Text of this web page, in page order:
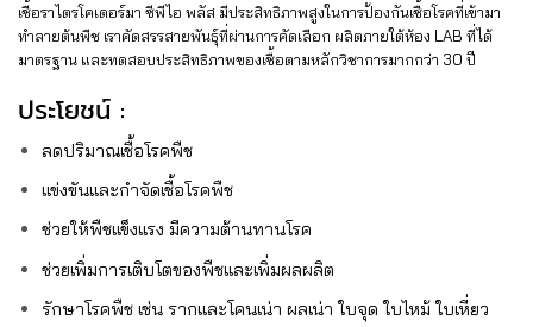
เชื้อราไตรโคเดอร์มา ซีพีไอ พลัส มีประสิทธิภาพสูงในการป้องกันเชื้อโรคที่เข้ามา
ทำลายต้นพืช เราคัดสรรสายพันธ์ุที่ผ่านการคัดเลือก ผลิตภายใต้ห้อง LAB ที่ได้
มาตรฐาน และทดสอบประสิทธิภาพของเชื้อตามหลักวิชาการมากกว่า 30 ปี
ประโยชน์ :
ลดปริมาณเชื้อโรคพืช
แข่งขันและกำจัดเชื้อโรคพืช
ช่วยให้พืชแข็งแรง มีความต้านทานโรค
ช่วยเพิ่มการเติบโตของพืชและเพิ่มผลผลิต
รักษาโรคพืช เช่น รากและโคนเน่า ผลเน่า ใบจุด ใบไหม้ ใบเหี่ยว